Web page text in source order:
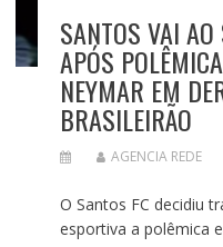
SANTOS VAI
APÓS
NEYMAR EM
BRASILEIRÃO
AGENCIA REDE
O Santos FC decidiu
esportiva a polêmica